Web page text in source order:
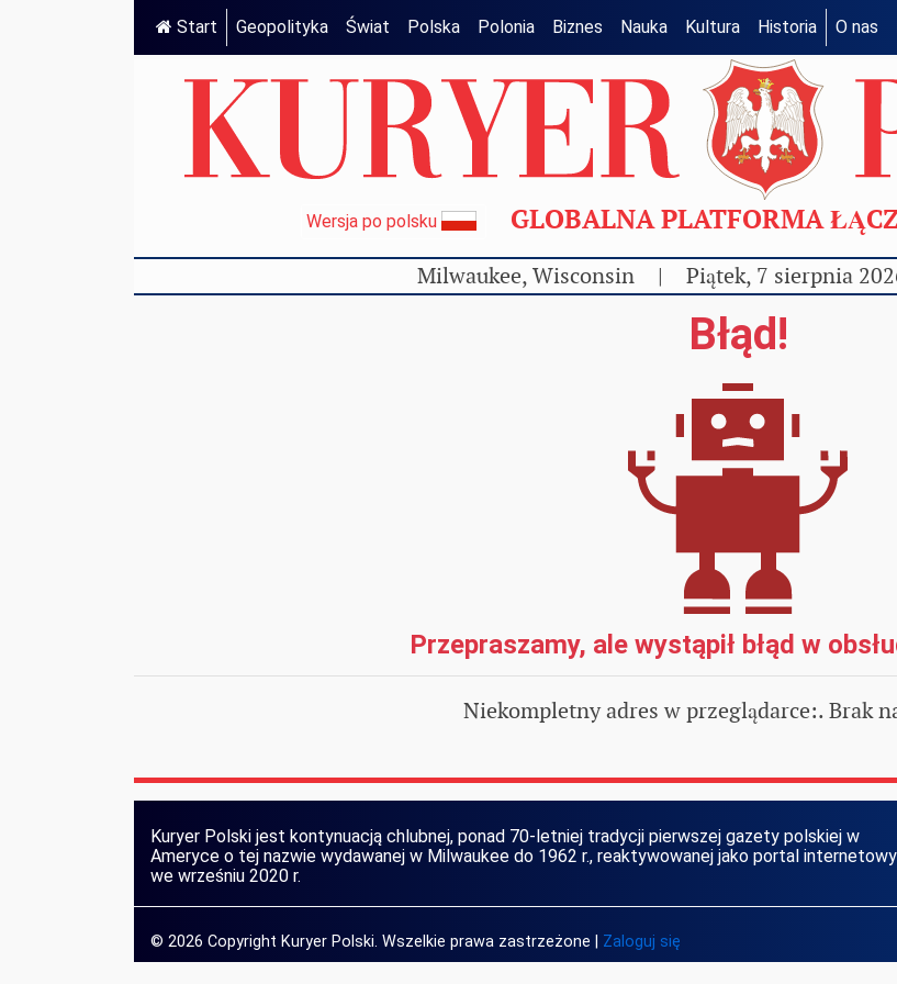
Start Geopolityka Świat Polska Polonia Biznes Nauka Kultura Historia O nas
Wersja po polsku GLOBALNA PLATFORMA
Milwaukee, Wisconsin | Piątek, 7 sierpnia
Błąd!
Przepraszamy, ale wystąpił błąd w
Niekompletny adres w przeglądarce:. Brak
Kuryer Polski jest kontynuacją chlubnej, ponad 70-letniej tradycji pierwszej gazety polskiej w
Ameryce o tej nazwie wydawanej w Milwaukee do 1962 r., reaktywowanej jako portal internetowy
we wrześniu 2020 r.
© 2026 Copyright Kuryer Polski. Wszelkie prawa zastrzeżone Zaloguj się